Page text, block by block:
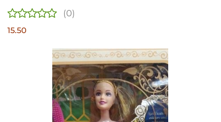
(0)
15.50